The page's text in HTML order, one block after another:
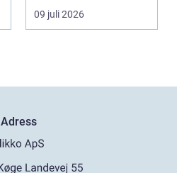
strukturerad och
personlig vä...
09 juli 2026
Adress